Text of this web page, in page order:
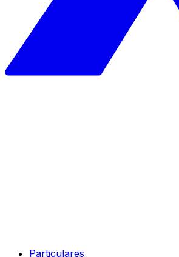
Particulares